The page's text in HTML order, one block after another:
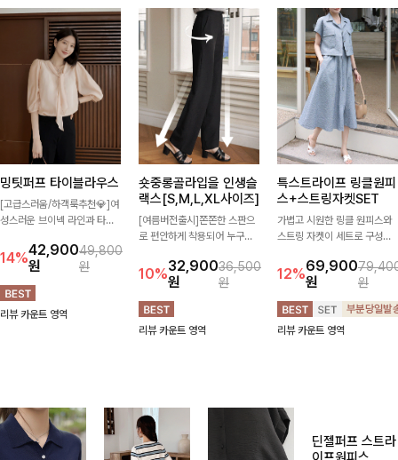
밍팃퍼프 타이블라우스
[고급스러움/하객룩추천💎]여
성스러운 브이넥 라인과 타이
드를 완성해주는 7부 블라우
스 🤍 여유로운 7부 소매로 편
안하게 착용되며 데일리룩부터
출근룩, 하객룩까지 세련된 스
타일링을 연출하기 좋은 아이
14%42,900
원
49,800
원
리뷰 카운트 영역
숏중롱골라입을 인생슬
랙스[S,M,L,XL사이즈]
[여름버전출시]쫀쫀한 스판으
로 편안하게 착용되어 누구나
본·롱 기장과 와이드·부츠컷 핏
까지 취향에 맞게 선택할 수 있
어 더욱 만족스러워요
10%32,900
원
36,500
원
리뷰 카운트 영역
특스트라이프 링클원피
스+스트링자켓SET
가볍고 시원한 링클 원피스와
스트링 자켓이 세트로 구성되
스타일링을 연출해주는 아이템
🤍 따로 또 같이 활용하기 좋
아 실용적이며, 스트링 디테일
로 다양한 핏을 연출할 수 있어
데일리부터 여행룩까지 멋스럽
12%69,900
원
원
리뷰 카운트 영역